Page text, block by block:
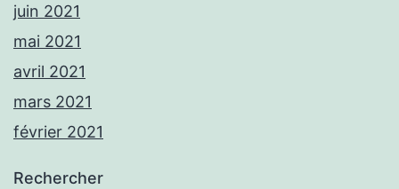
juin 2021
mai 2021
avril 2021
mars 2021
février 2021
Rechercher